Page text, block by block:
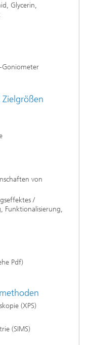
Glycerin,
Goniometer
von
/
Funktionalisierung,
Pdf)
(XPS)
(SIMS)